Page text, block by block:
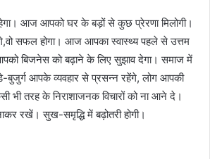
आज आपको घर के बड़ों से कुछ प्रेरणा मिलोगी।
सफल होगा। आज आपका स्वास्थ्य पहले से उत्तम
बिजनेस को बढ़ाने के लिए सुझाव देगा। समाज में
बुजुर्ग आपके व्यवहार से प्रसन्न रहेंगे, लोग आपकी
भी तरह के निराशाजनक विचारों को ना आने दे।
रखें। सुख-समृद्धि में बढ़ोतरी होगी।